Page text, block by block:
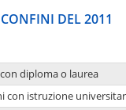
DEL 2011
diploma o laurea
con istruzione